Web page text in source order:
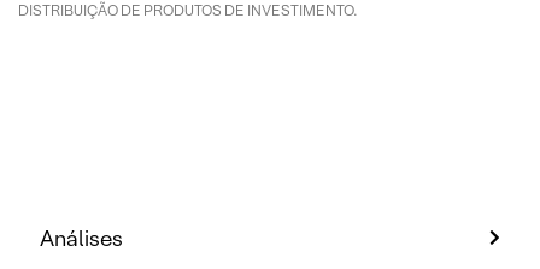
DISTRIBUIÇÃO DE PRODUTOS DE INVESTIMENTO.
Análises